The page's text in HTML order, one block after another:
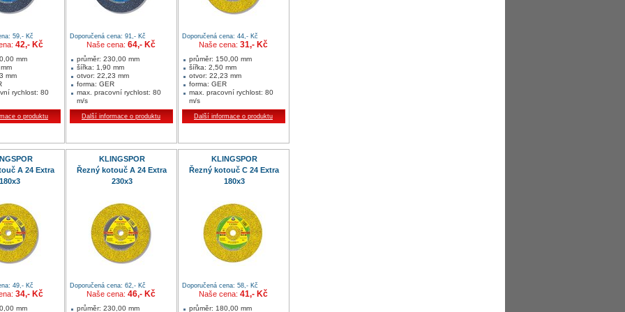
59,- Kč
42,- Kč
mm
mm
rychlost: 80
8500,00
25
25 ks
o produktu
Doporučená cena: 91,- Kč
Naše cena: 64,- Kč
průměr: 230,00 mm
šířka: 1,90 mm
otvor: 22,23 mm
forma: GER
max. pracovní rychlost: 80
m/s
přípustné otáčky: 6600,00
1/min
rozměry v mm:
jednotka balení: 25
min. množství: 25 ks
Oblasti použití:
nerez
Další informace o produktu
Doporučená cena: 44,- Kč
Naše cena: 31,- Kč
průměr: 150,00 mm
šířka: 2,50 mm
otvor: 22,23 mm
forma: GER
max. pracovní rychlost: 80
m/s
přípustné otáčky: 10200,00
1/min
rozměry v mm:
jednotka balení: 25
min. množství: 25 ks
Oblast použití:
kovy univerzálně
Další informace o produktu
A 24 Extra
180x3
49,- Kč
34,- Kč
mm
KLINGSPOR
Řezný kotouč A 24 Extra
230x3
Doporučená cena: 62,- Kč
Naše cena: 46,- Kč
průměr: 230,00 mm
KLINGSPOR
Řezný kotouč C 24 Extra
180x3
Doporučená cena: 58,- Kč
Naše cena: 41,- Kč
průměr: 180,00 mm